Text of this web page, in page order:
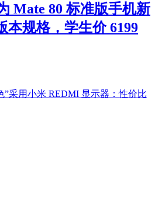
Mate 80 标准版手机新
本规格，学生价 6199